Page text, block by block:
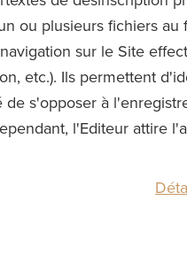
ou plusieurs fichiers
sur le Site
etc.). Ils permettent
de s'opposer à
l'Editeur attire